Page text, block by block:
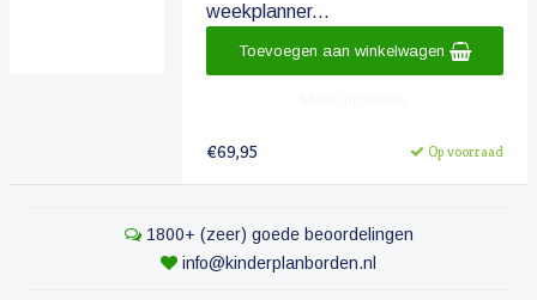
weekplanner...
€69,95 Op voorraad
Toevoegen aan winkelwagen
1800+ (zeer) goede beoordelingen
info@kinderplanborden.nl